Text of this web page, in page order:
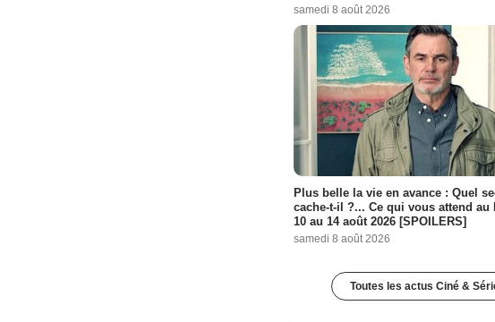
samedi 8 août 2026
Plus belle la vie en avance : Quel
cache-t-il ?... Ce qui vous attend au
10 au 14 août 2026 [SPOILERS]
samedi 8 août 2026
Toutes les actus Ciné &